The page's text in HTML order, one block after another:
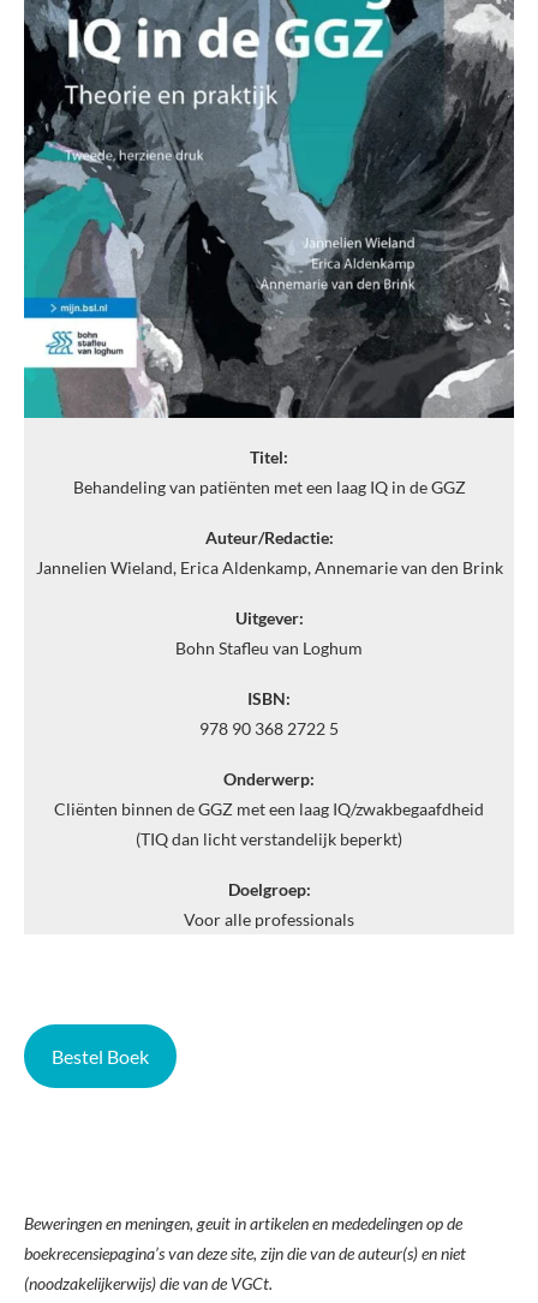
Titel:
Behandeling van patiënten met een laag IQ in de GGZ
Auteur/Redactie:
Jannelien Wieland, Erica Aldenkamp, Annemarie van den Brink
Uitgever:
Bohn Stafleu van Loghum
ISBN:
978 90 368 2722 5
Onderwerp:
Cliënten binnen de GGZ met een laag IQ/zwakbegaafdheid
(TIQ dan licht verstandelijk beperkt)
Doelgroep:
Voor alle professionals
Bestel Boek
Beweringen en meningen, geuit in artikelen en mededelingen op de
boekrecensiepagina’s van deze site, zijn die van de auteur(s) en niet
(noodzakelijkerwijs) die van de VGCt.